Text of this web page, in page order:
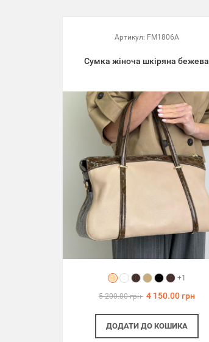
Артикул: FM1806A
Сумка жіноча шкіряна бежева
+1
5 200.00 грн 4 150.00 грн
ДОДАТИДО КОШИКА